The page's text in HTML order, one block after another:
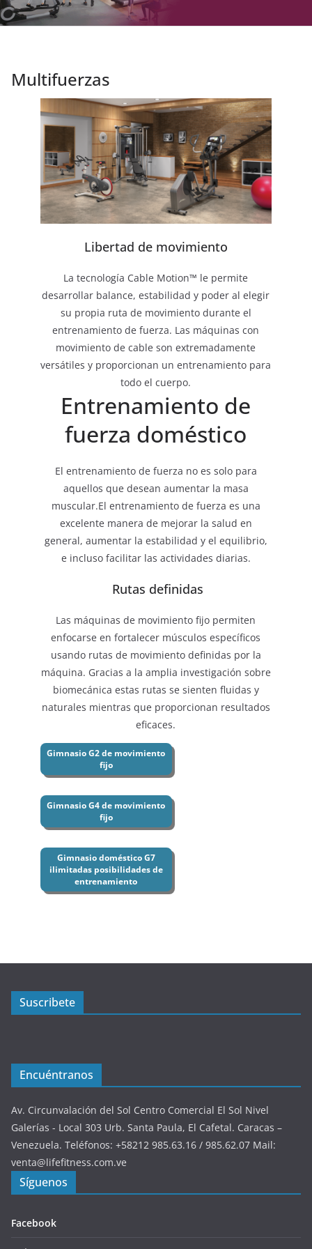
Multifuerzas
Libertad de movimiento
La tecnología Cable Motion™ le permite
desarrollar balance, estabilidad y poder al elegir
su propia ruta de movimiento durante el
entrenamiento de fuerza. Las máquinas con
movimiento de cable son extremadamente
versátiles y proporcionan un entrenamiento para
todo el cuerpo.
Entrenamiento de
fuerza doméstico
El entrenamiento de fuerza no es solo para
aquellos que desean aumentar la masa
muscular.El entrenamiento de fuerza es una
excelente manera de mejorar la salud en
general, aumentar la estabilidad y el equilibrio,
e incluso facilitar las actividades diarias.
Rutas definidas
Las máquinas de movimiento fijo permiten
enfocarse en fortalecer músculos específicos
usando rutas de movimiento definidas por la
máquina. Gracias a la amplia investigación sobre
biomecánica estas rutas se sienten fluidas y
naturales mientras que proporcionan resultados
eficaces.
Gimnasio G2 de movimiento
fijo
Gimnasio G4 de movimiento
fijo
Gimnasio doméstico G7
ilimitadas posibilidades de
entrenamiento
Suscribete
Encuéntranos
Av. Circunvalación del Sol Centro Comercial El Sol Nivel
Galerías - Local 303 Urb. Santa Paula, El Cafetal. Caracas –
Venezuela. Teléfonos: +58212 985.63.16 / 985.62.07 Mail:
venta@lifefitness.com.ve
Síguenos
Facebook